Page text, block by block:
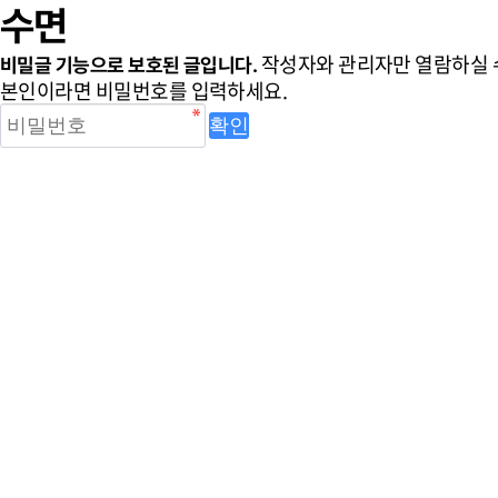
수면
비밀글 기능으로 보호된 글입니다. 작성자와 관리자만 열람하실
본인이라면 비밀번호를 입력하세요.